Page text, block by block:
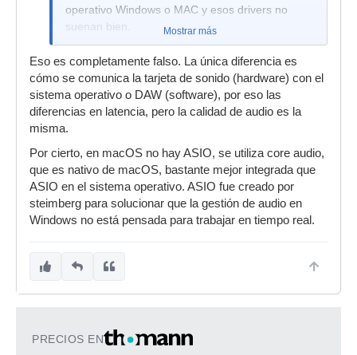
operativo Windows o MAC y esos drivers no
suenan bien.
Mostrar más
Eso es completamente falso. La única diferencia es
cómo se comunica la tarjeta de sonido (hardware) con el
sistema operativo o DAW (software), por eso las
diferencias en latencia, pero la calidad de audio es la
misma.
Por cierto, en macOS no hay ASIO, se utiliza core audio,
que es nativo de macOS, bastante mejor integrada que
ASIO en el sistema operativo. ASIO fue creado por
steimberg para solucionar que la gestión de audio en
Windows no está pensada para trabajar en tiempo real.
PRECIOS EN